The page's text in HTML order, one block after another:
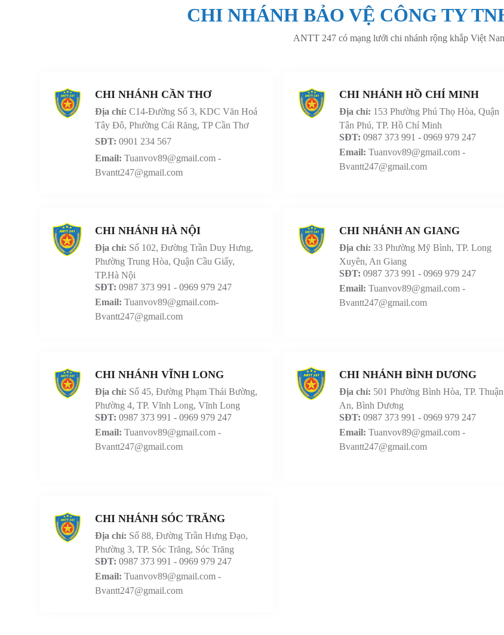
CHI NHÁNH BẢO VỆ CÔNG TY
ANTT 247 có mạng lưới chi nhánh rộng khắp Việt
CHI NHÁNH CẦN THƠ
Địa chỉ: C14-Đường Số 3, KDC Văn Hoá
Tây Đô, Phường Cái Răng, TP Cần Thơ
SĐT: 0901 234 567
Email: Tuanvov89@gmail.com -
Bvantt247@gmail.com
CHI NHÁNH HỒ CHÍ MINH
Địa chỉ: 153 Phường Phú Thọ Hòa, Quận
Tân Phú, TP. Hồ Chí Minh
SĐT: 0987 373 991 - 0969 979 247
Email: Tuanvov89@gmail.com -
Bvantt247@gmail.com
CHI NHÁNH HÀ NỘI
Địa chỉ: Số 102, Đường Trần Duy Hưng,
Phường Trung Hòa, Quận Cầu Giấy,
TP.Hà Nội
SĐT: 0987 373 991 - 0969 979 247
Email: Tuanvov89@gmail.com-
Bvantt247@gmail.com
CHI NHÁNH AN GIANG
Địa chỉ: 33 Phường Mỹ Bình, TP. Long
Xuyên, An Giang
SĐT: 0987 373 991 - 0969 979 247
Email: Tuanvov89@gmail.com -
Bvantt247@gmail.com
CHI NHÁNH VĨNH LONG
Địa chỉ: Số 45, Đường Phạm Thái Bường,
Phường 4, TP. Vĩnh Long, Vĩnh Long
SĐT: 0987 373 991 - 0969 979 247
Email: Tuanvov89@gmail.com -
Bvantt247@gmail.com
CHI NHÁNH BÌNH DƯƠNG
Địa chỉ: 501 Phường Bình Hòa, TP. Thuận
An, Bình Dương
SĐT: 0987 373 991 - 0969 979 247
Email: Tuanvov89@gmail.com -
Bvantt247@gmail.com
CHI NHÁNH SÓC TRĂNG
Địa chỉ: Số 88, Đường Trần Hưng Đạo,
Phường 3, TP. Sóc Trăng, Sóc Trăng
SĐT: 0987 373 991 - 0969 979 247
Email: Tuanvov89@gmail.com -
Bvantt247@gmail.com